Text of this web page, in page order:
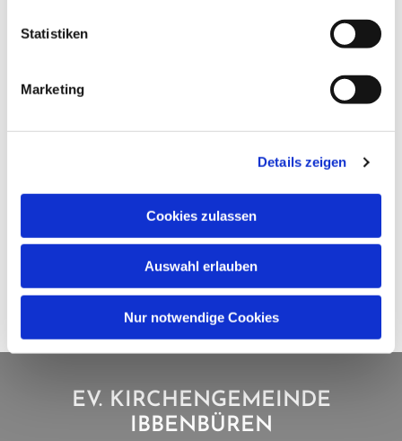
Statistiken
Marketing
Details zeigen
Cookies zulassen
Auswahl erlauben
Nur notwendige Cookies
EV. KIRCHENGEMEINDE
IBBENBÜREN